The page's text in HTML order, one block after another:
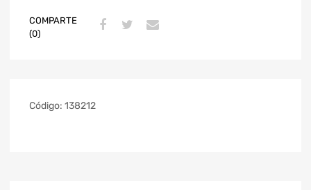
COMPARTE
(0)
Código: 138212